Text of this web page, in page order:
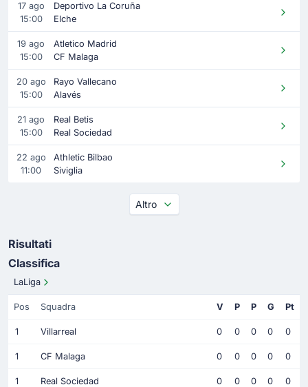
17 ago
15:00
Deportivo La Coruña
Elche
19 ago
15:00
Atletico Madrid
CF Malaga
20 ago
15:00
Rayo Vallecano
Alavés
21 ago
15:00
Real Betis
Real Sociedad
22 ago
11:00
Athletic Bilbao
Siviglia
Altro
Risultati
Classifica
LaLiga
Pos Squadra V P P G Pt
1 Villarreal 0 0 0 0 0
1 CF Malaga 0 0 0 0 0
1 Real Sociedad 0 0 0 0 0